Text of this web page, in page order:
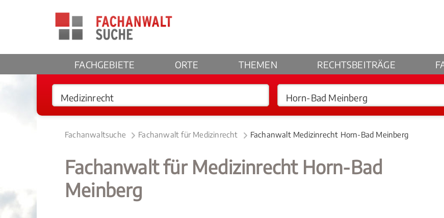
FACHGEBIETE ORTE THEMEN RECHTSBEITRÄGE
Fachanwaltsuche Fachanwalt für Medizinrecht Fachanwalt Medizinrecht Horn-Bad Meinberg
Fachanwalt für Medizinrecht Horn-Bad
Meinberg